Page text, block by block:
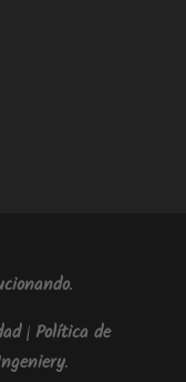
.
| Política de
.